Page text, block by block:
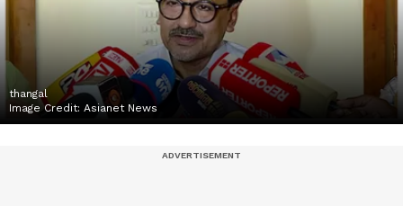
thangal
Image Credit: Asianet News